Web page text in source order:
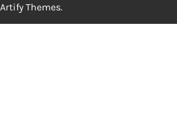
Artify Themes.